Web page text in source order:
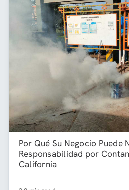
Por Qué Su Negocio Puede
Responsabilidad por
California